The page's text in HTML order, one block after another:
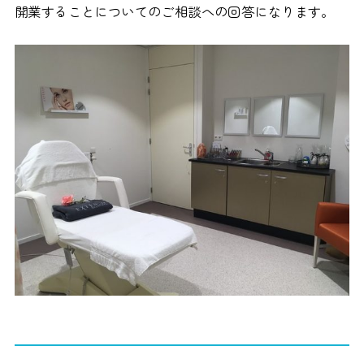
開業することについてのご相談への回答になります。